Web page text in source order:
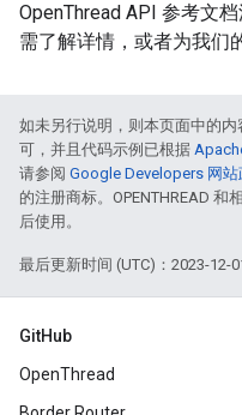
OpenThread API 参考文档
需了解详情，或者为我们
如未另行说明，则本页面中的内
可，并且代码示例已根据
请参阅 Google Developers 网站
的注册商标。OPENTHREAD
后使用。
最后更新时间 (UTC)：2023-12-
GitHub
OpenThread